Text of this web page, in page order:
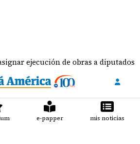
de obras a diputados
e-papper mis noticias